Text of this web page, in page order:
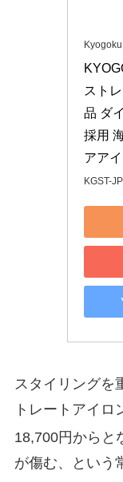
Kyogoku
スト
品 ダ
採用
アア
KGST-JP
スタイリングを
トレートアイ
18,700円からと
が傷む、という